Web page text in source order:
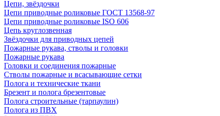
Цепи, звёздочки
Цепи приводные роликовые ГОСТ 13568-97
Цепи приводные роликовые ISO 606
Цепь круглозвенная
Звёздочки для приводных цепей
Пожарные рукава, стволы и головки
Пожарные рукава
Головки и соединения пожарные
Стволы пожарные и всасывающие сетки
Полога и технические ткани
Брезент и полога брезентовые
Полога строительные (тарпаулин)
Полога из ПВХ